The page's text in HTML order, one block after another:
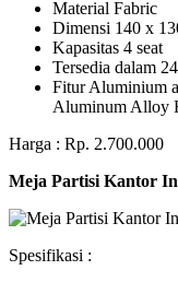
Material Fabric
Dimensi 140 x
Kapasitas 4 seat
Tersedia dalam
Fitur Aluminium
Aluminum Alloy
Harga : Rp. 2.700.000
Meja Partisi Kantor
Spesifikasi :